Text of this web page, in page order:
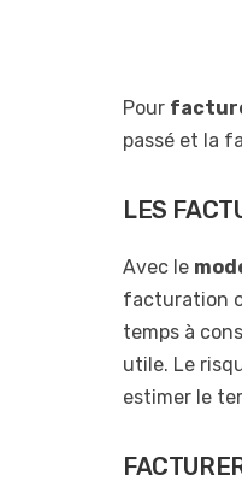
Pour
passé et la
LES
Avec le
facturation
temps à
utile. Le
estimer le